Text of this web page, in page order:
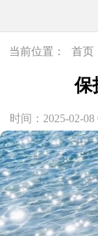
当前位置： 首页
保
时间：2025-02-08